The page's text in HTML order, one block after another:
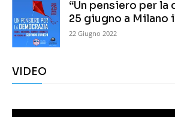
“Un pensiero per la
25 giugno a Milano
22 Giugno 2022
VIDEO